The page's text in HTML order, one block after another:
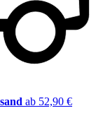
ab 52,90 €